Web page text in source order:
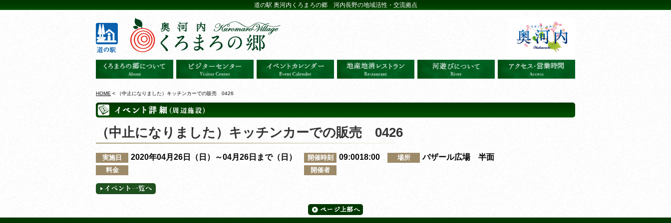
道の駅 奥河内くろまろの郷 河内長野の地域活性・交流拠点
HOME < （中止になりました）キッチンカーでの販売 0426
（中止になりました）キッチンカーでの販売 0426
実施日 2020年04月26日（日）～04月26日まで（日） 開催時刻 09:0018:00 場所 バザール広場 半面
料金 開催者